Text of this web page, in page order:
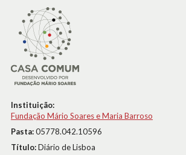
Instituição:
Fundação Mário Soares e Maria Barroso
Pasta:05778.042.10596
Título:Diário de Lisboa